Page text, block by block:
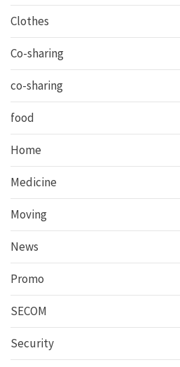
Clothes
Co-sharing
co-sharing
food
Home
Medicine
Moving
News
Promo
SECOM
Security